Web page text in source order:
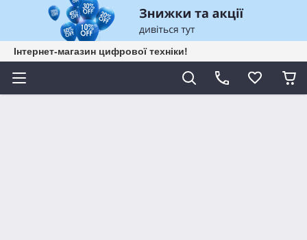
Інтернет-магазин цифрової техніки!